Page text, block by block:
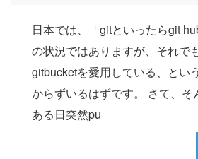
日本では、「gitといったらgit
の状況ではありますが、それで
gitbucketを愛用している、とい
からずいるはずです。 さて、そ
ある日突然pu